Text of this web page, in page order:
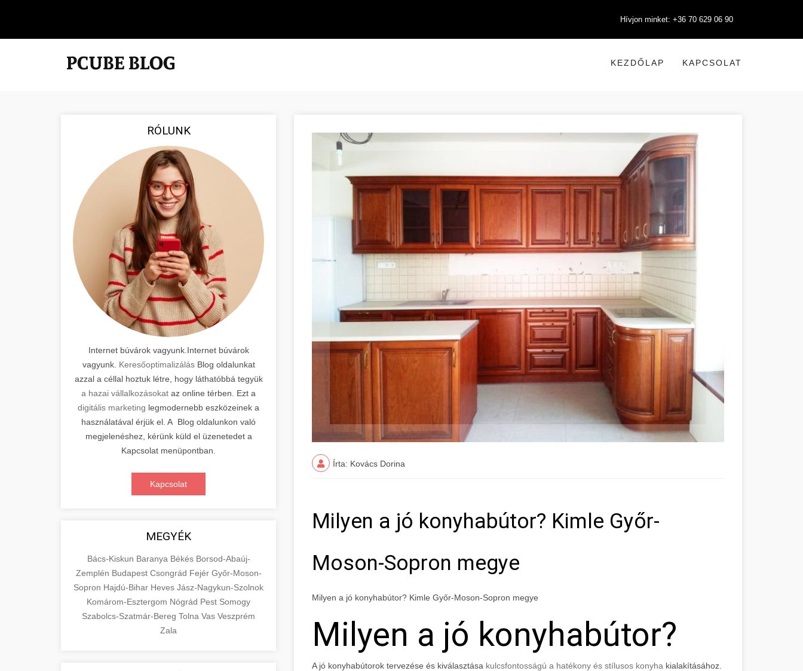
Hívjon minket: +36 70 629 06 90
KEZDŐLAP KAPCSOLAT
RÓLUNK
Internet búvárok vagyunk.Internet búvárok
vagyunk. KeresőoptimalizálásBlog oldalunkat
azzal a céllal hoztuk létre, hogy láthatóbbá tegyük
a hazai vállalkozásokat az online térben. Ezt a
digitális marketing legmodernebb eszközeinek a
használatával érjük el. A Blog oldalunkon való
megjelenéshez, kérünk küld el üzenetedet a
Kapcsolat menüpontban.
Kapcsolat
MEGYÉK
Bács-Kiskun Baranya Békés Borsod-Abaúj-
Zemplén Budapest Csongrád Fejér Győr-Moson-
Sopron Hajdú-Bihar Heves Jász-Nagykun-Szolnok
Komárom-Esztergom Nógrád Pest Somogy
Szabolcs-Szatmár-Bereg Tolna Vas Veszprém
Zala
Írta: Kovács Dorina
Milyen a jó konyhabútor? Kimle Győr-
Moson-Sopron megye
Milyen a jó konyhabútor? Kimle Győr-Moson-Sopron megye
Milyen a jó konyhabútor?
A jó konyhabútorok tervezése és kiválasztása kulcsfontosságú a hatékony és stílusos konyha kialakításához.